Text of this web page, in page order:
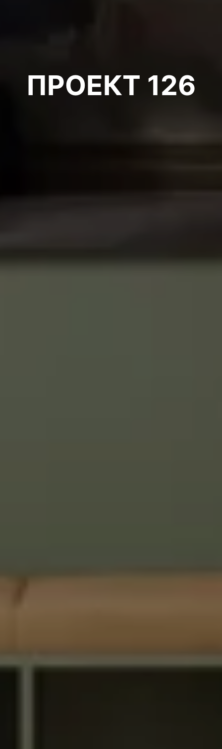
ПРОЕКТ 126